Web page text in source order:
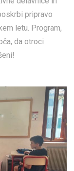
pripravo
letu. Program,
da otroci